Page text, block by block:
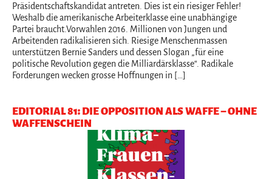
Präsidentschaftskandidat antreten. Dies ist ein riesiger Fehler!
Weshalb die amerikanische Arbeiterklasse eine unabhängige
Partei braucht.Vorwahlen 2016. Millionen von Jungen und
Arbeitenden radikalisieren sich. Riesige Menschenmassen
unterstützen Bernie Sanders und dessen Slogan „für eine
politische Revolution gegen die Milliardärsklasse“. Radikale
Forderungen wecken grosse Hoffnungen in […]
EDITORIAL 81: DIE OPPOSITION ALS WAFFE – OHNE
WAFFENSCHEIN